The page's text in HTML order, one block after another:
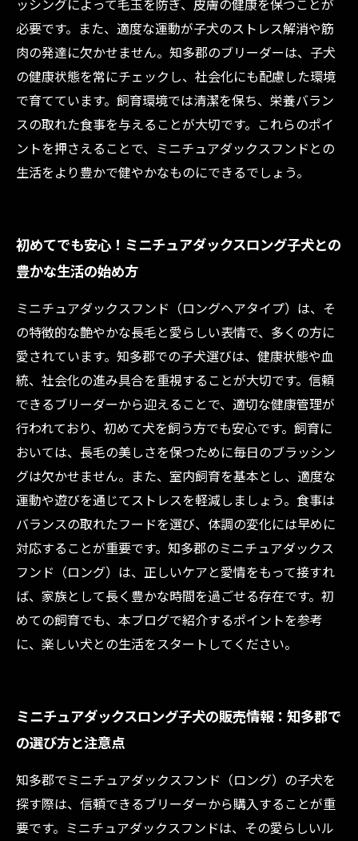
ッシングによって毛玉を防ぎ、皮膚の健康を保つことが
必要です。また、適度な運動が子犬のストレス解消や筋
肉の発達に欠かせません。知多郡のブリーダーは、子犬
の健康状態を常にチェックし、社会化にも配慮した環境
で育てています。飼育環境では清潔を保ち、栄養バラン
スの取れた食事を与えることが大切です。これらのポイ
ントを押さえることで、ミニチュアダックスフンドとの
生活をより豊かで健やかなものにできるでしょう。
初めてでも安心！ミニチュアダックスロング子犬との
豊かな生活の始め方
ミニチュアダックスフンド（ロングヘアタイプ）は、そ
の特徴的な艶やかな長毛と愛らしい表情で、多くの方に
愛されています。知多郡での子犬選びは、健康状態や血
統、社会化の進み具合を重視することが大切です。信頼
できるブリーダーから迎えることで、適切な健康管理が
行われており、初めて犬を飼う方でも安心です。飼育に
おいては、長毛の美しさを保つために毎日のブラッシン
グは欠かせません。また、室内飼育を基本とし、適度な
運動や遊びを通じてストレスを軽減しましょう。食事は
バランスの取れたフードを選び、体調の変化には早めに
対応することが重要です。知多郡のミニチュアダックス
フンド（ロング）は、正しいケアと愛情をもって接すれ
ば、家族として長く豊かな時間を過ごせる存在です。初
めての飼育でも、本ブログで紹介するポイントを参考
に、楽しい犬との生活をスタートしてください。
ミニチュアダックスロング子犬の販売情報：知多郡で
の選び方と注意点
知多郡でミニチュアダックスフンド（ロング）の子犬を
探す際は、信頼できるブリーダーから購入することが重
要です。ミニチュアダックスフンドは、その愛らしいル